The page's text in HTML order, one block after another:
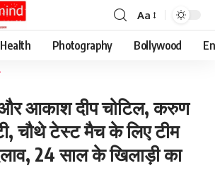
Font
Resizer
Aa
Health Photography Bollywood
आकाश दीप चोटिल, करुण
चौथे टेस्ट मैच के लिए टीम
24 साल के खिलाड़ी का